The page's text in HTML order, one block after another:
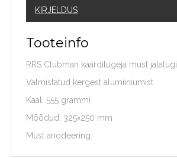
KIRJELDUS
Tooteinfo
RRS Clubman kaardilugeja must jalatugi.
Valmistatud kergest alumiiniumist.
Kaal: 555 grammi
Mõõdud: 325×250 mm
Must anodeering.